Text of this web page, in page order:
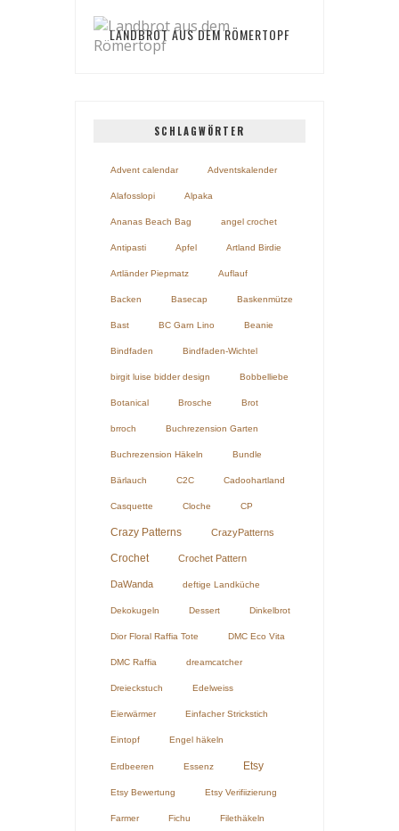
LANDBROT AUS DEM RÖMERTOPF
SCHLAGWÖRTER
Advent calendar Adventskalender
Alafosslopi Alpaka
Ananas Beach Bag angel crochet
Antipasti Apfel Artland Birdie
Artländer Piepmatz Auflauf
Backen Basecap Baskenmütze
Bast BC Garn Lino Beanie
Bindfaden Bindfaden-Wichtel
birgit luise bidder design Bobbelliebe
Botanical Brosche Brot
brroch Buchrezension Garten
Buchrezension Häkeln Bundle
Bärlauch C2C Cadoohartland
Casquette Cloche CP
Crazy Patterns CrazyPatterns
Crochet Crochet Pattern
DaWanda deftige Landküche
Dekokugeln Dessert Dinkelbrot
Dior Floral Raffia Tote DMC Eco Vita
DMC Raffia dreamcatcher
Dreieckstuch Edelweiss
Eierwärmer Einfacher Strickstich
Eintopf Engel häkeln
Erdbeeren Essenz Etsy
Etsy Bewertung Etsy Verifiizierung
Farmer Fichu Filethäkeln